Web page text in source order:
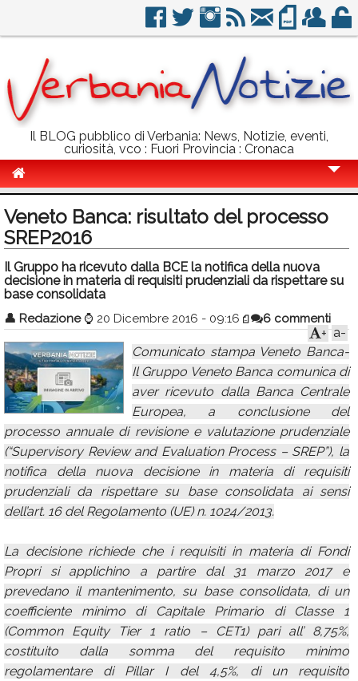
Il BLOG pubblico di Verbania: News, Notizie, eventi,
curiosità, vco : Fuori Provincia : Cronaca
Politica
Sport
Eventi
Info Utili
Rubriche
Calendario
Annunci
Veneto Banca: risultato del processo
SREP2016
Il Gruppo ha ricevuto dalla BCE la notifica della nuova
decisione in materia di requisiti prudenziali da rispettare su
base consolidata
👤 Redazione ⌚ 20 Dicembre 2016 - 09:16 6 commenti
a-
+
Comunicato stampa Veneto Banca-
Il Gruppo Veneto Banca comunica di
aver ricevuto dalla Banca Centrale
Europea, a conclusione del
processo annuale di revisione e valutazione prudenziale
(“Supervisory Review and Evaluation Process – SREP”), la
notifica della nuova decisione in materia di requisiti
prudenziali da rispettare su base consolidata ai sensi
dell’art. 16 del Regolamento (UE) n. 1024/2013.
La decisione richiede che i requisiti in materia di Fondi
Propri si applichino a partire dal 31 marzo 2017 e
prevedano il mantenimento, su base consolidata, di un
coefficiente minimo di Capitale Primario di Classe 1
(Common Equity Tier 1 ratio – CET1) pari all’ 8,75%,
costituito dalla somma del requisito minimo
regolamentare di Pillar I del 4,5%, di un requisito